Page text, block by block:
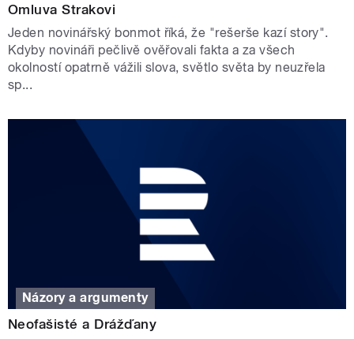
Omluva Strakovi
Jeden novinářský bonmot říká, že "rešerše kazí story".
Kdyby novináři pečlivě ověřovali fakta a za všech
okolností opatrně vážili slova, světlo světa by neuzřela
sp...
Názory a argumenty
Neofašisté a Drážďany